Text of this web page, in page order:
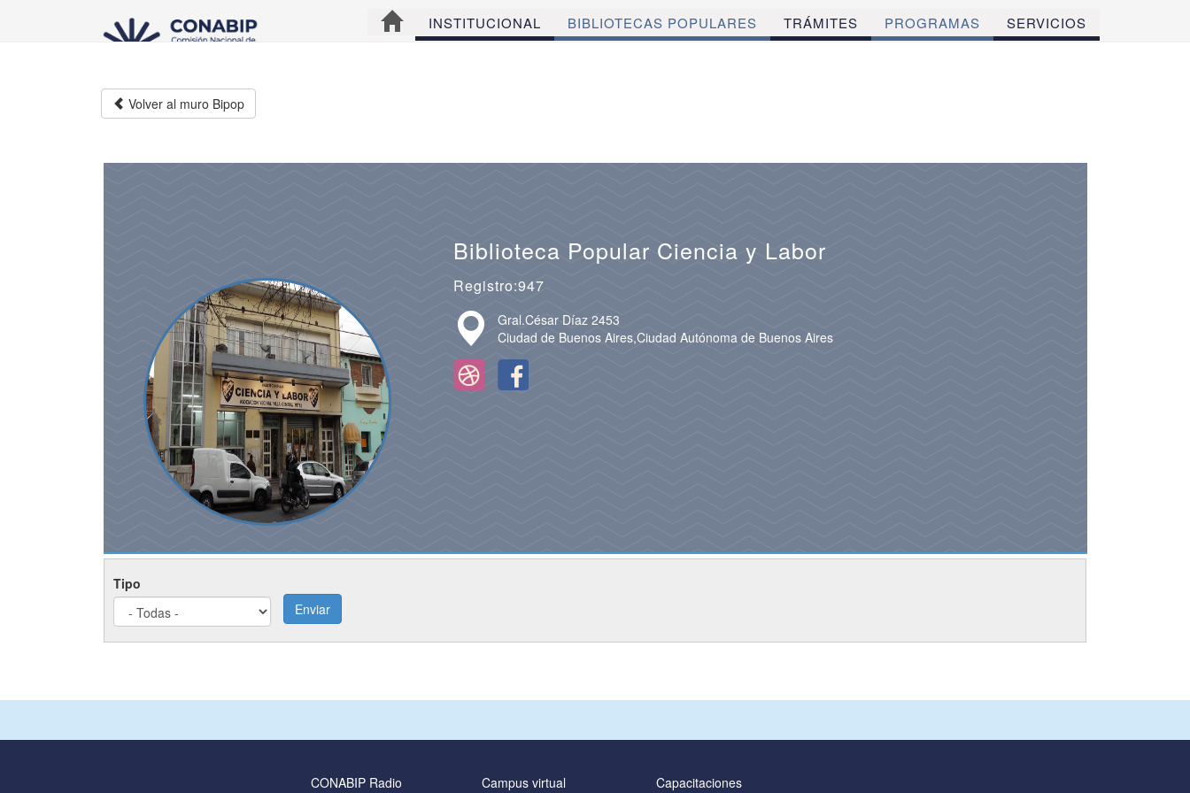
INSTITUCIONAL BIBLIOTECAS POPULARES TRÁMITES PROGRAMAS SERVICIOS
Volver al muro Bipop
Biblioteca Popular Ciencia y Labor
Registro:947
Gral.César Díaz 2453
Ciudad de Buenos Aires,Ciudad Autónoma de Buenos Aires
Tipo
Enviar
CONABIP Radio Campus virtual Capacitaciones